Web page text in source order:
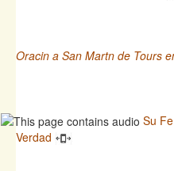
Oracin a San Martn de Tours
Su
Verdad